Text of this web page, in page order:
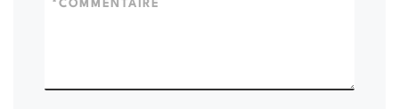
COMMENTAIRE
*